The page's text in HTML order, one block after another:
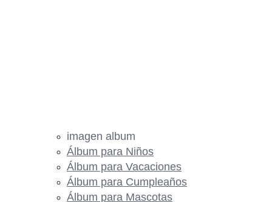
imagen album
Álbum para Niños
Álbum para Vacaciones
Álbum para Cumpleaños
Álbum para Mascotas